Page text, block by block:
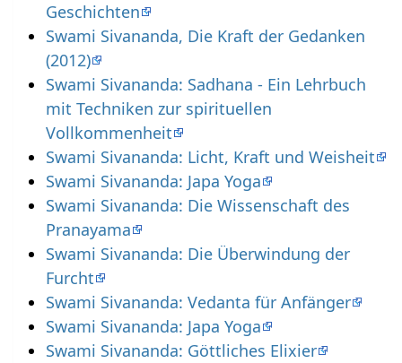
Geschichten
Swami Sivananda, Die Kraft der Gedanken
(2012)
Swami Sivananda: Sadhana - Ein Lehrbuch
mit Techniken zur spirituellen
Vollkommenheit
Swami Sivananda: Licht, Kraft und Weisheit
Swami Sivananda: Japa Yoga
Swami Sivananda: Die Wissenschaft des
Pranayama
Swami Sivananda: Die Überwindung der
Furcht
Swami Sivananda: Vedanta für Anfänger
Swami Sivananda: Japa Yoga
Swami Sivananda: Göttliches Elixier